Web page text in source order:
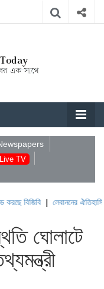
Live TV
|লেবাননের ঐতিহাসিক
ঘোলাটে